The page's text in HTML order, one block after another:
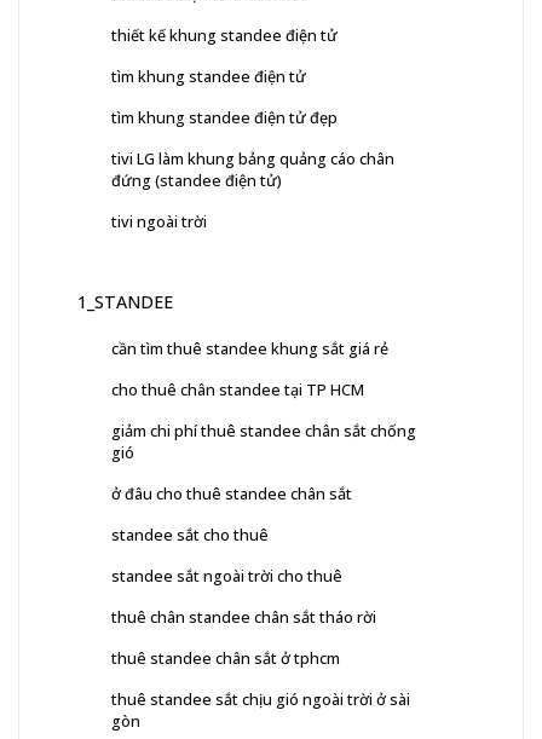
thiết kế khung standee điện tử
tìm khung standee điện tử
tìm khung standee điện tử đẹp
tivi LG làm khung bảng quảng cáo chân
đứng (standee điện tử)
tivi ngoài trời
1_STANDEE
cần tìm thuê standee khung sắt giá rẻ
cho thuê chân standee tại TP HCM
giảm chi phí thuê standee chân sắt chống
gió
ở đâu cho thuê standee chân sắt
standee sắt cho thuê
standee sắt ngoài trời cho thuê
thuê chân standee chân sắt tháo rời
thuê standee chân sắt ở tphcm
thuê standee sắt chịu gió ngoài trời ở sài
gòn